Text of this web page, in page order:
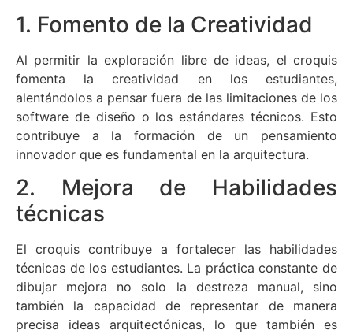
1. Fomento de la Creatividad
Al permitir la exploración libre de ideas, el croquis
fomenta la creatividad en los estudiantes,
alentándolos a pensar fuera de las limitaciones de los
software de diseño o los estándares técnicos. Esto
contribuye a la formación de un pensamiento
innovador que es fundamental en la arquitectura.
2. Mejora de Habilidades
técnicas
El croquis contribuye a fortalecer las habilidades
técnicas de los estudiantes. La práctica constante de
dibujar mejora no solo la destreza manual, sino
también la capacidad de representar de manera
precisa ideas arquitectónicas, lo que también es